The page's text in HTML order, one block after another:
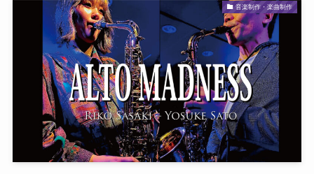
音楽制作・楽曲制作